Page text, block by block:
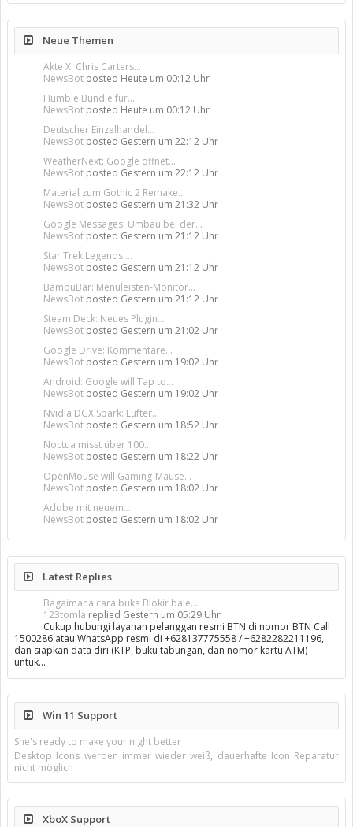
Neue Themen
Akte X: Chris Carters...
NewsBot posted Heute um 00:12 Uhr
Humble Bundle für...
NewsBot posted Heute um 00:12 Uhr
Deutscher Einzelhandel...
NewsBot posted Gestern um 22:12 Uhr
WeatherNext: Google öffnet...
NewsBot posted Gestern um 22:12 Uhr
Material zum Gothic 2 Remake...
NewsBot posted Gestern um 21:32 Uhr
Google Messages: Umbau bei der...
NewsBot posted Gestern um 21:12 Uhr
Star Trek Legends:...
NewsBot posted Gestern um 21:12 Uhr
BambuBar: Menüleisten-Monitor...
NewsBot posted Gestern um 21:12 Uhr
Steam Deck: Neues Plugin...
NewsBot posted Gestern um 21:02 Uhr
Google Drive: Kommentare...
NewsBot posted Gestern um 19:02 Uhr
Android: Google will Tap to...
NewsBot posted Gestern um 19:02 Uhr
Nvidia DGX Spark: Lüfter...
NewsBot posted Gestern um 18:52 Uhr
Noctua misst über 100...
NewsBot posted Gestern um 18:22 Uhr
OpenMouse will Gaming-Mäuse...
NewsBot posted Gestern um 18:02 Uhr
Adobe mit neuem...
NewsBot posted Gestern um 18:02 Uhr
Latest Replies
Bagaimana cara buka Blokir bale...
123tomla replied Gestern um 05:29 Uhr
Cukup hubungi layanan pelanggan resmi BTN di nomor BTN Call
1500286 atau WhatsApp resmi di +628137775558 / +6282282211196,
dan siapkan data diri (KTP, buku tabungan, dan nomor kartu ATM)
untuk…
Win 11 Support
She's ready to make your night better
Desktop Icons werden immer wieder weiß, dauerhafte Icon Reparatur
nicht möglich
XboX Support